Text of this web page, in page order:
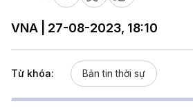
VNA | 27-08-2023, 18:10
Từ khóa: Bản tin thời sự